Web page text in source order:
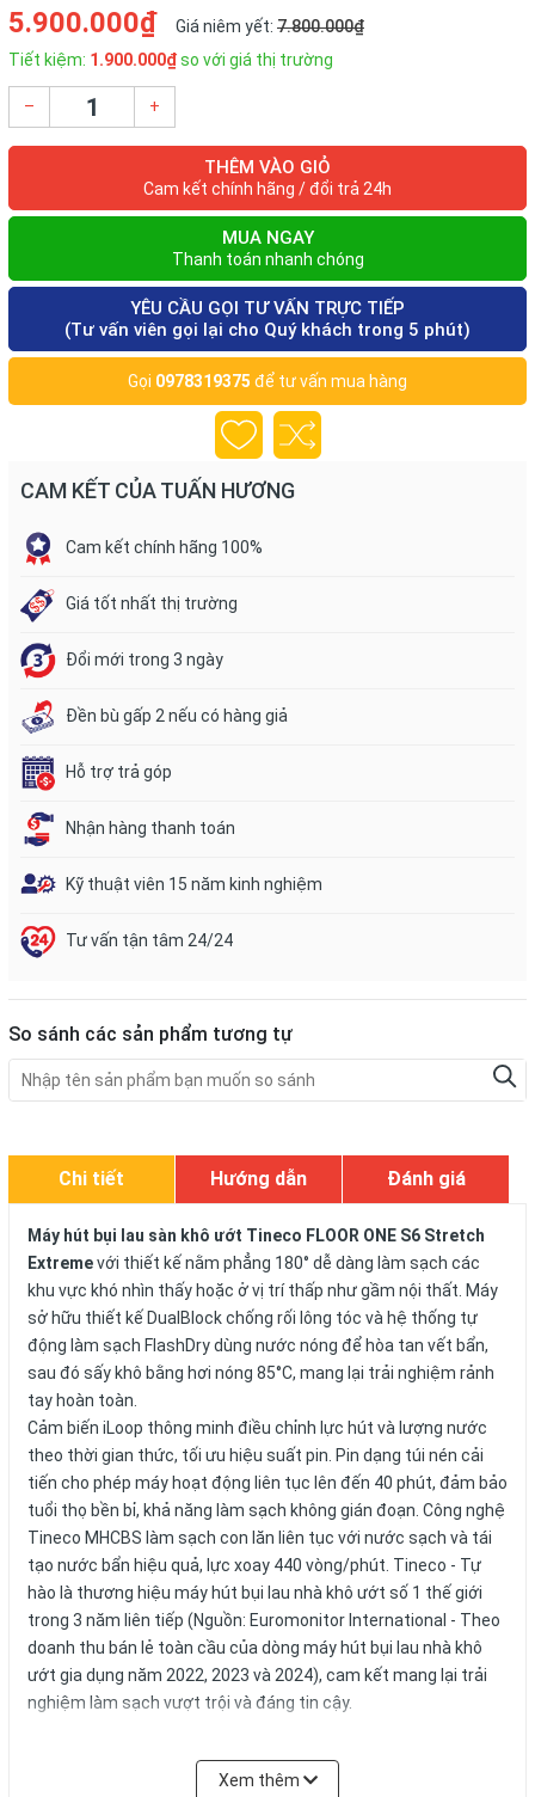
5.900.000₫ Giá niêm yết: 7.800.000₫
Tiết kiệm: 1.900.000₫so với giá thị trường
– +
THÊM VÀO GIỎ
Cam kết chính hãng / đổi trả 24h
MUA NGAY
Thanh toán nhanh chóng
YÊU CẦU GỌI TƯ VẤN TRỰC TIẾP
(Tư vấn viên gọi lại cho Quý khách trong 5 phút)
Gọi 0978319375 để tư vấn mua hàng
CAM KẾT CỦA TUẤN HƯƠNG
Cam kết chính hãng 100%
Giá tốt nhất thị trường
Đổi mới trong 3 ngày
Đền bù gấp 2 nếu có hàng giả
Hỗ trợ trả góp
Nhận hàng thanh toán
Kỹ thuật viên 15 năm kinh nghiệm
Tư vấn tận tâm 24/24
So sánh các sản phẩm tương tự
Chi tiết Hướng dẫn Đánh giá
Máy hút bụi lau sàn khô ướt Tineco FLOOR ONE S6 Stretch
Extremevới thiết kế nằm phẳng 180° dễ dàng làm sạch các
khu vực khó nhìn thấy hoặc ở vị trí thấp như gầm nội thất. Máy
sở hữu thiết kế DualBlock chống rối lông tóc và hệ thống tự
động làm sạch FlashDry dùng nước nóng để hòa tan vết bẩn,
sau đó sấy khô bằng hơi nóng 85°C, mang lại trải nghiệm rảnh
tay hoàn toàn.
Cảm biến iLoop thông minh điều chỉnh lực hút và lượng nước
theo thời gian thức, tối ưu hiệu suất pin. Pin dạng túi nén cải
tiến cho phép máy hoạt động liên tục lên đến 40 phút, đảm bảo
tuổi thọ bền bỉ, khả năng làm sạch không gián đoạn. Công nghệ
Tineco MHCBS làm sạch con lăn liên tục với nước sạch và tái
tạo nước bẩn hiệu quả, lực xoay 440 vòng/phút. Tineco - Tự
hào là thương hiệu máy hút bụi lau nhà khô ướt số 1 thế giới
trong 3 năm liên tiếp (Nguồn: Euromonitor International - Theo
doanh thu bán lẻ toàn cầu của dòng máy hút bụi lau nhà khô
ướt gia dụng năm 2022, 2023 và 2024), cam kết mang lại trải
nghiệm làm sạch vượt trội và đáng tin cậy.
Xem thêm